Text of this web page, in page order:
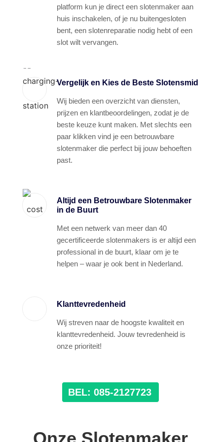
platform kun je direct een slotenmaker aan
huis inschakelen, of je nu buitengesloten
bent, een slotenreparatie nodig hebt of een
slot wilt vervangen.
Vergelijk en Kies de Beste Slotensmid
Wij bieden een overzicht van diensten,
prijzen en klantbeoordelingen, zodat je de
beste keuze kunt maken. Met slechts een
paar klikken vind je een betrouwbare
slotenmaker die perfect bij jouw behoeften
past.
Altijd een Betrouwbare Slotenmaker
in de Buurt
Met een netwerk van meer dan 40
gecertificeerde slotenmakers is er altijd een
professional in de buurt, klaar om je te
helpen – waar je ook bent in Nederland.
Klanttevredenheid
Wij streven naar de hoogste kwaliteit en
klanttevredenheid. Jouw tevredenheid is
onze prioriteit!
BEL: 085-2127723